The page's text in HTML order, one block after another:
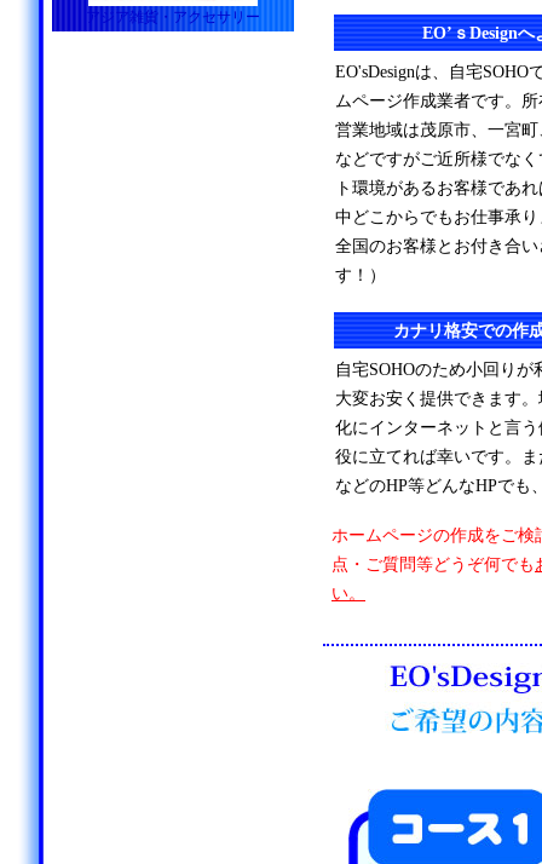
EO’ｓDesign
EO'sDesignは、自宅SOHO
ムページ作成業者です。
営業地域は茂原市、一宮
などですがご近所様でな
ト環境があるお客様であ
中どこからでもお仕事承
全国のお客様とお付き合
す！）
カナリ格安での作
自宅SOHOのため小回り
大変お安く提供できます
化にインターネットと言
役に立てれば幸いです。
などのHP等どんなHPでも
ホームページの作成をご検
点・ご質問等どうぞ何でも
い。
アジア雑貨・アクセサリー